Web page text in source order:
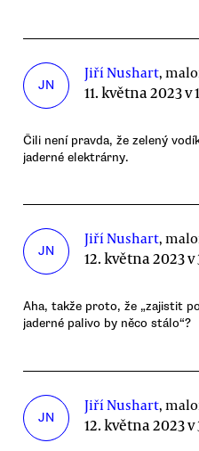
JN
Jiří Nushart,
11. května 2023 v
Čili není pravda, že zelený
jaderné elektrárny.
JN
Jiří Nushart,
12. května 2023 v
Aha, takže proto, že „zajistit
jaderné palivo by něco stálo“?
JN
Jiří Nushart,
12. května 2023 v